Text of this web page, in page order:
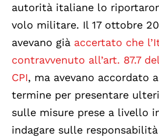
autorità italiane lo
volo militare. Il 17 ottobre
avevano già accertato che
contravvenuto all’art. 87.7
CPI, ma avevano accordato
termine per presentare
sulle misure prese a livello
indagare sulle